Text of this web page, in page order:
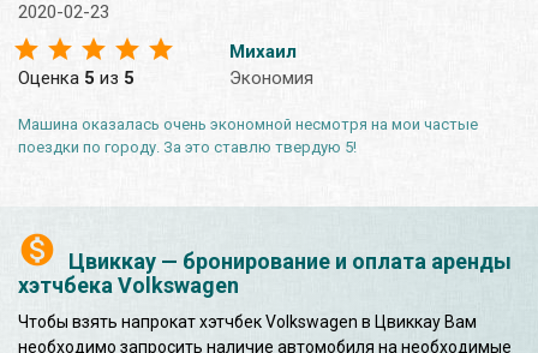
Цвиккау — бронирование и оплата аренды
хэтчбека Volkswagen
Чтобы взять напрокат хэтчбек Volkswagen в Цвиккау Вам
необходимо запросить наличие автомобиля на необходимые
2020-02-23
Оценка 5 из 5
Михаил
Экономия
Машина оказалась очень экономной несмотря на мои частые
поездки по городу. За это ставлю твердую 5!